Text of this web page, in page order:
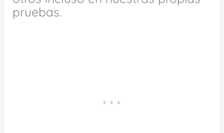
pruebas.